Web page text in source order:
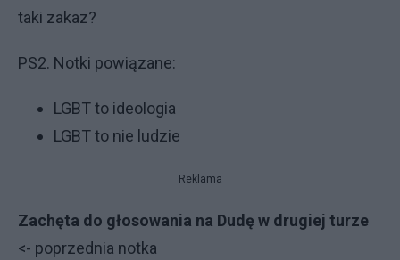
taki zakaz?
PS2. Notki powiązane:
LGBT to ideologia
LGBT to nie ludzie
Reklama
Zachęta do głosowania na Dudę w drugiej turze
<- poprzednia notka